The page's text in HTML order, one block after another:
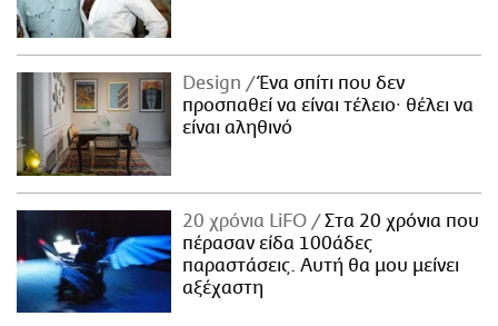
Design
Ένα σπίτι που δεν
προσπαθεί να είναι τέλειο· θέλει να
είναι αληθινό
20 χρόνια LiFO
Στα 20 χρόνια που
πέρασαν είδα 100άδες
παραστάσεις. Αυτή θα μου μείνει
αξέχαστη